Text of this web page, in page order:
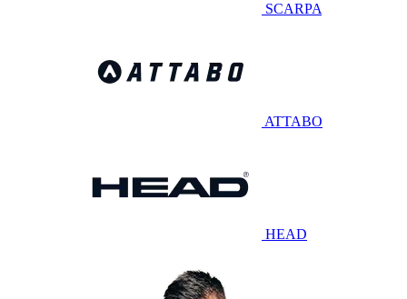
SCARPA
ATTABO
HEAD